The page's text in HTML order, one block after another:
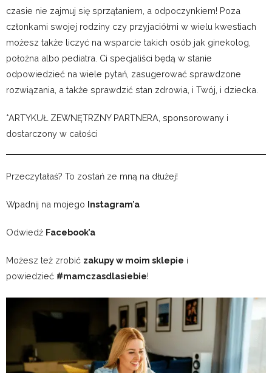
czasie nie zajmuj się sprzątaniem, a odpoczynkiem! Poza
członkami swojej rodziny czy przyjaciółmi w wielu kwestiach
możesz także liczyć na wsparcie takich osób jak ginekolog,
położna albo pediatra. Ci specjaliści będą w stanie
odpowiedzieć na wiele pytań, zasugerować sprawdzone
rozwiązania, a także sprawdzić stan zdrowia, i Twój, i dziecka.
*ARTYKUŁ ZEWNĘTRZNY PARTNERA, sponsorowany i
dostarczony w całości
Przeczytałaś? To zostań ze mną na dłużej!
Wpadnij na mojego Instagram’a
Odwiedź Facebook’a
Możesz też zrobić zakupy w moim sklepie i
powiedzieć #mamczasdlasiebie!